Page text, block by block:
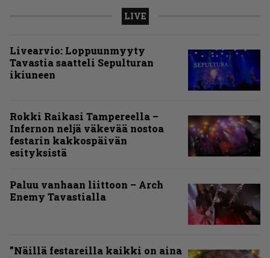
LIVE
Livearvio: Loppuunmyyty
Tavastia saatteli Sepulturan
ikiuneen
Rokki Raikasi Tampereella –
Infernon neljä väkevää nostoa
festarin kakkospäivän
esityksistä
Paluu vanhaan liittoon – Arch
Enemy Tavastialla
”Näillä festareilla kaikki on aina